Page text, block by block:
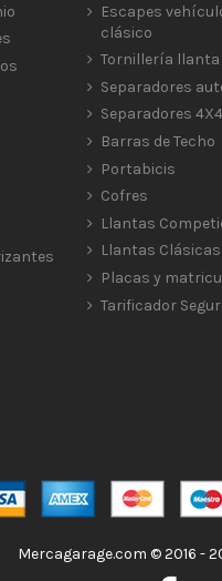
Escapes
clásico
Tornillería llanta
Separadores
Separadores 4X4
Barras de Techo
Portabicis
Cofres
Llantas
Llantas Clásicas
Placas y
Tarificador
Mercagarage.com © 2016 -